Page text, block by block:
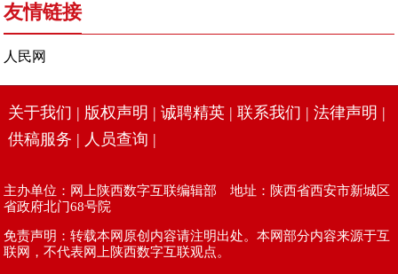
友情链接
人民网
关于我们 | 版权声明 | 诚聘精英 | 联系我们 | 法律声明 |
供稿服务 | 人员查询 |
主办单位：网上陕西数字互联编辑部 地址：陕西省西安市新城区
省政府北门68号院
免责声明：转载本网原创内容请注明出处。本网部分内容来源于互
联网，不代表网上陕西数字互联观点。